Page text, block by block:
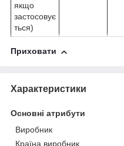
якщо
застосовує
ться)
Приховати
Характеристики
Основні атрибути
Виробник
Країна виробник